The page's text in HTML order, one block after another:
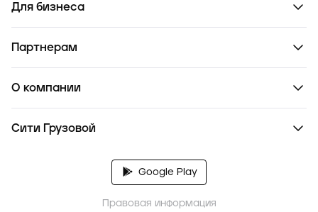
Для бизнеса
Партнерам
О компании
Сити Грузовой
Google Play
Правовая информация